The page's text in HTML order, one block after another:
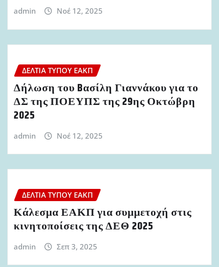
admin Νοέ 12, 2025
ΔΕΛΤΊΑ ΤΎΠΟΥ ΕΑΚΠ
Δήλωση του Bασίλη Γιαννάκου για το
ΔΣ της ΠΟΕΥΠΣ της 29ης Οκτώβρη
2025
admin Νοέ 12, 2025
ΔΕΛΤΊΑ ΤΎΠΟΥ ΕΑΚΠ
Κάλεσμα ΕΑΚΠ για συμμετοχή στις
κινητοποίσεις της ΔΕΘ 2025
admin Σεπ 3, 2025